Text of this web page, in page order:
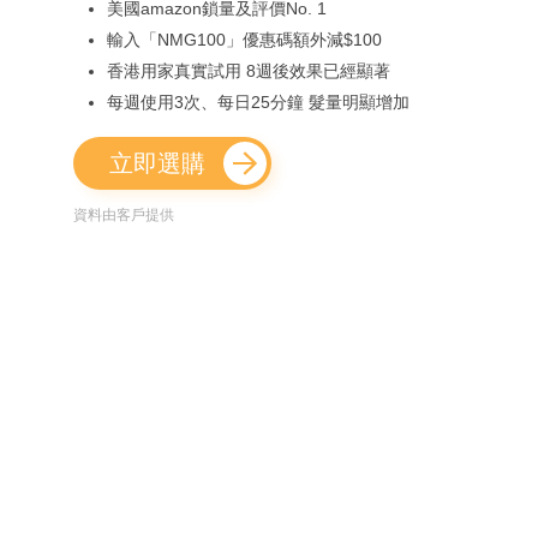
美國amazon鎖量及評價No. 1
輸入「NMG100」優惠碼額外減$100
香港用家真實試用 8週後效果已經顯著
每週使用3次、每日25分鐘 髮量明顯增加
立即選購
資料由客戶提供